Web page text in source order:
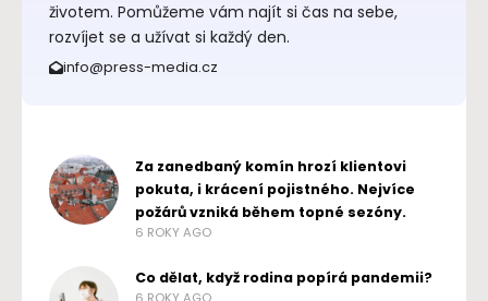
životem. Pomůžeme vám najít si čas na sebe,
rozvíjet se a užívat si každý den.
info@press-media.cz
Za zanedbaný komín hrozí klientovi
pokuta, i krácení pojistného. Nejvíce
požárů vzniká během topné sezóny.
6 ROKY AGO
Co dělat, když rodina popírá pandemii?